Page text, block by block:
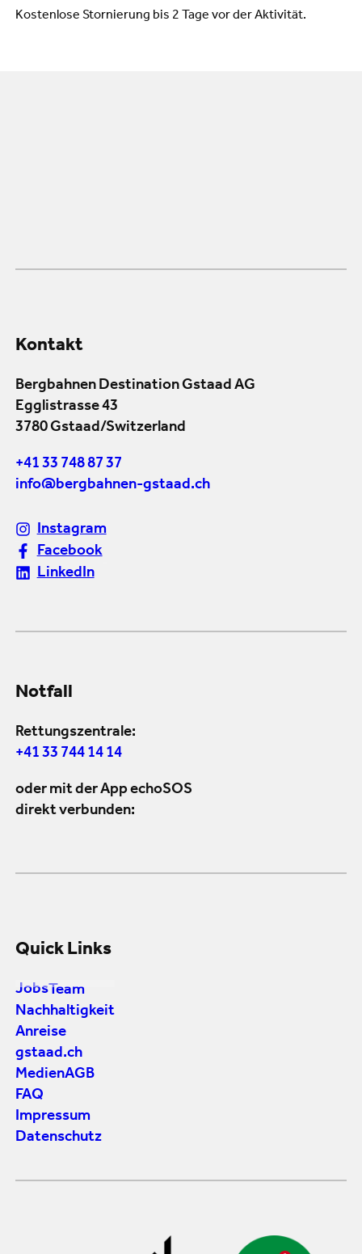
Kostenlose Stornierung bis 2 Tage vor der Aktivität.
Kontakt
Bergbahnen Destination Gstaad AG
Egglistrasse 43
3780 Gstaad/Switzerland
+41 33 748 87 37
info@bergbahnen-gstaad.ch
Instagram
Facebook
LinkedIn
Notfall
Rettungszentrale:
+41 33 744 14 14
oder mit der App echoSOS
direkt verbunden:
Quick Links
Jobs Team
Nachhaltigkeit
Anreise
gstaad.ch
MedienAGB
FAQ
Impressum
Datenschutz